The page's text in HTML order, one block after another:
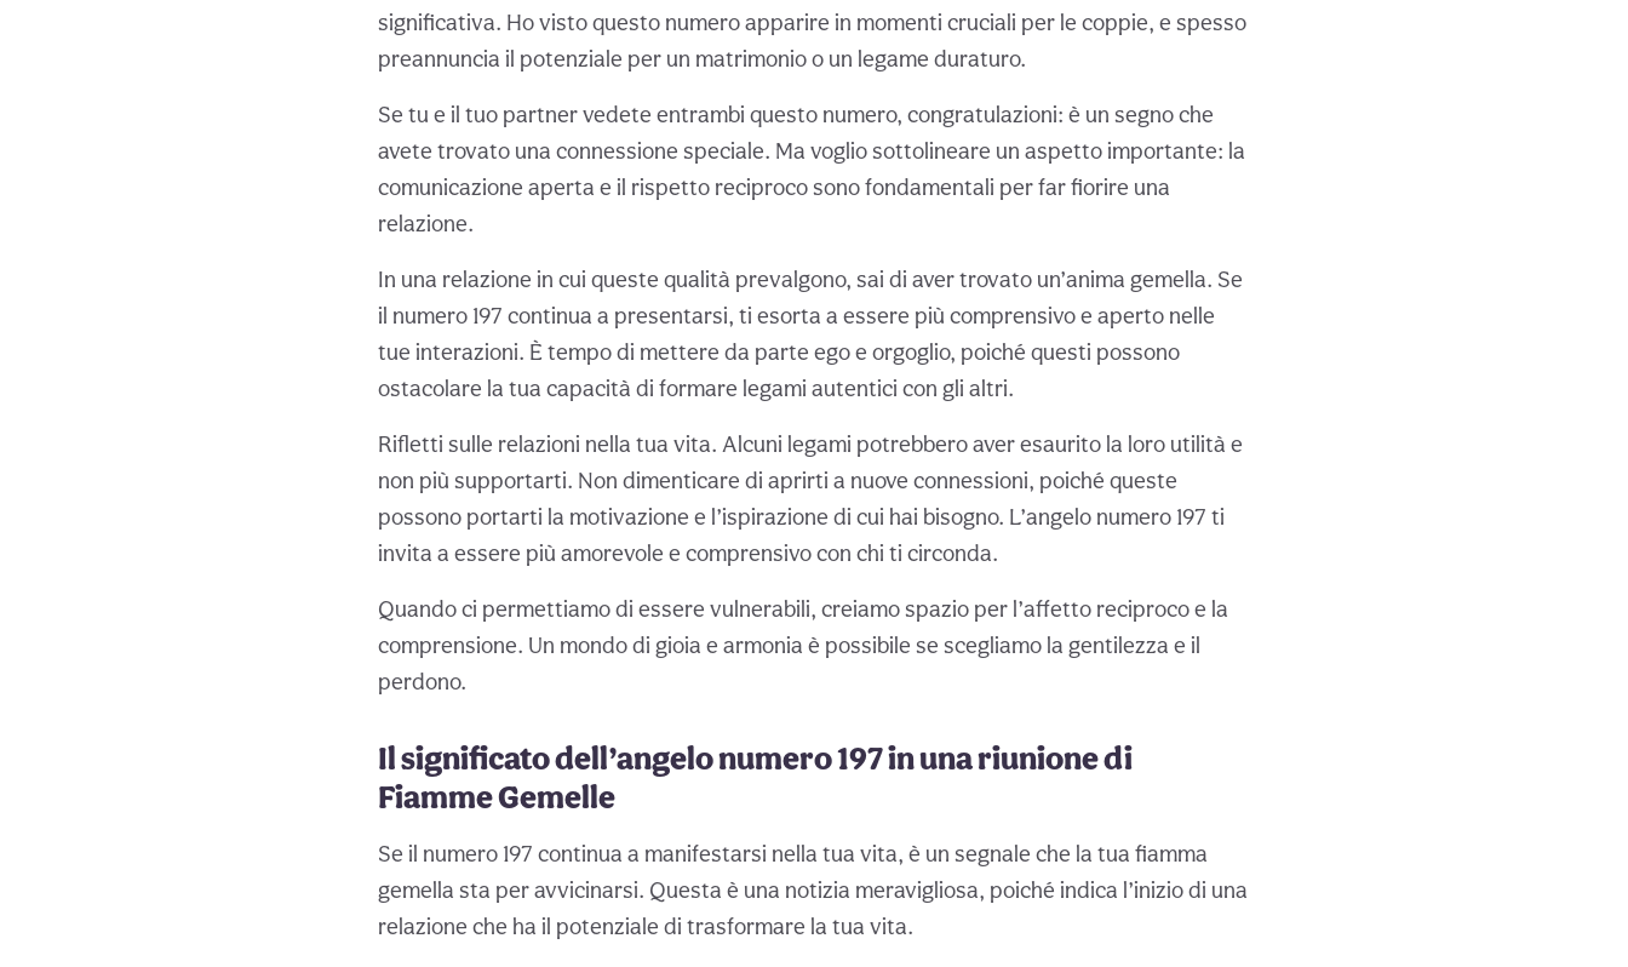
significativa. Ho visto questo numero apparire in momenti cruciali per le coppie, e spesso
preannuncia il potenziale per un matrimonio o un legame duraturo.
Se tu e il tuo partner vedete entrambi questo numero, congratulazioni: è un segno che
avete trovato una connessione speciale. Ma voglio sottolineare un aspetto importante: la
comunicazione aperta e il rispetto reciproco sono fondamentali per far fiorire una
relazione.
In una relazione in cui queste qualità prevalgono, sai di aver trovato un’anima gemella. Se
il numero 197 continua a presentarsi, ti esorta a essere più comprensivo e aperto nelle
tue interazioni. È tempo di mettere da parte ego e orgoglio, poiché questi possono
ostacolare la tua capacità di formare legami autentici con gli altri.
Rifletti sulle relazioni nella tua vita. Alcuni legami potrebbero aver esaurito la loro utilità e
non più supportarti. Non dimenticare di aprirti a nuove connessioni, poiché queste
possono portarti la motivazione e l’ispirazione di cui hai bisogno. L’angelo numero 197 ti
invita a essere più amorevole e comprensivo con chi ti circonda.
Quando ci permettiamo di essere vulnerabili, creiamo spazio per l’affetto reciproco e la
comprensione. Un mondo di gioia e armonia è possibile se scegliamo la gentilezza e il
perdono.
Il significato dell’angelo numero 197 in una riunione di
Fiamme Gemelle
Se il numero 197 continua a manifestarsi nella tua vita, è un segnale che la tua fiamma
gemella sta per avvicinarsi. Questa è una notizia meravigliosa, poiché indica l’inizio di una
relazione che ha il potenziale di trasformare la tua vita.